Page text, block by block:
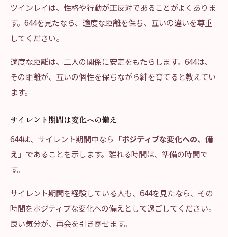
ツインレイは、性格や行動が正反対であることがよくありま
す。644を見たなら、適度な距離を保ち、互いの違いを尊重
してください。
適度な距離は、二人の関係に安定をもたらします。644は、
その距離が、互いの個性を保ちながら絆を育てると教えてい
ます。
サイレント期間は変化への備え
644は、サイレント期間中なら 「ポジティブな変化への、備
え」 であることを示します。離れる時間は、準備の時間で
す。
サイレント期間を経験している人も、644を見たなら、その
時間をポジティブな変化への備えとして過ごしてください。
良い気分が、再会を引き寄せます。